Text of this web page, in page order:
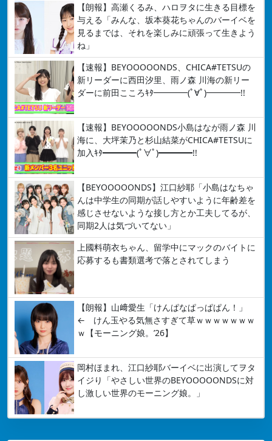
【朗報】高瀬くるみ、ハロヲタに生きる目標を
与える「みんな、坂本葵花ちゃんのバーイベを
見るまでは、それを楽しみに頑張って生きよう
ね」
【速報】BEYOOOOONDS、CHICA#TETSUの
新リーダーに西田汐里、雨ノ森 川海の新リー
ダーに前田こころｷﾀ━━━━(ﾟ∀ﾟ)━━━━!!
【速報】BEYOOOOONDS小島はなが雨ノ森 川
海に、大坪茉乃と杉山結菜がCHICA#TETSUに
加入ｷﾀ━━━━(ﾟ∀ﾟ)━━━━!!
【BEYOOOOONDS】江口紗耶「小島はなちゃ
んは中学生の同期が話しやすいように年齢差を
感じさせないような接し方とか工夫してるが、
同期2人は気づいてない」
上國料萌衣ちゃん、留学中にマックのバイトに
応募するも書類選考で落とされてしまう
【朗報】山﨑愛生「けんぱなぱっぱぱん！」
← けん玉やる気無さすぎて草ｗｗｗｗｗｗｗ
ｗ【モーニング娘。’26】
岡村ほまれ、江口紗耶バーイベに出演してヲタ
イジり「やさしい世界のBEYOOOOONDSに対
し激しい世界のモーニング娘。」